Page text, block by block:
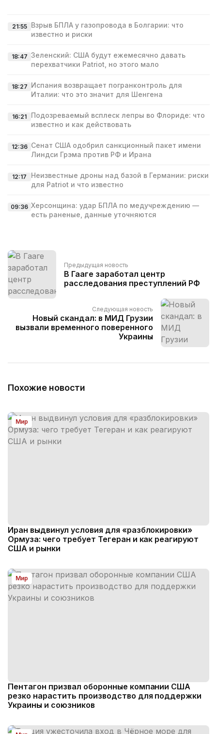
21:55
Взрыв БПЛА у газопровода в Болгарии: что
известно и риски
18:47 Зеленский: США будут ежемесячно давать
перехватчики Patriot, но этого мало
18:27 Испания возвращает погранконтроль для
Италии: что это значит для Шенгена
16:21
Подозреваемый всплеск лепры во Флориде: что
известно и как действовать
12:36 Сенат США одобрил санкционный пакет имени
Линдси Грэма против РФ и Ирана
12:17
Неизвестные дроны над базой в Германии: риски
для Patriot и что известно
09:36 Херсонщина: удар БПЛА по медучреждению —
есть раненые, данные уточняются
Предыдущая новость
В Гааге заработал центр
расследования преступлений РФ
Следующая новость
Новый скандал: в МИД Грузии
вызвали временного поверенного
Украины
Похожие новости
Мир
Иран выдвинул условия для «разблокировки»
Ормуза: чего требует Тегеран и как реагируют
США и рынки
Мир
Пентагон призвал оборонные компании США
резко нарастить производство для поддержки
Украины и союзников